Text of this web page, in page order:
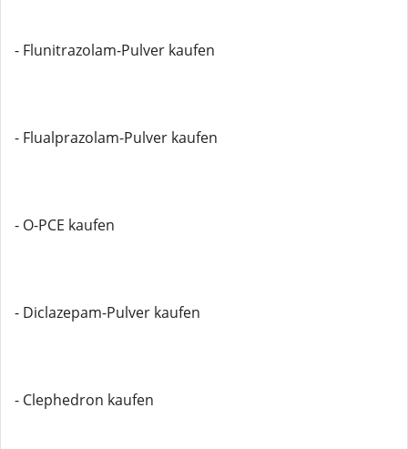
- Flunitrazolam-Pulver kaufen
- Flualprazolam-Pulver kaufen
- O-PCE kaufen
- Diclazepam-Pulver kaufen
- Clephedron kaufen